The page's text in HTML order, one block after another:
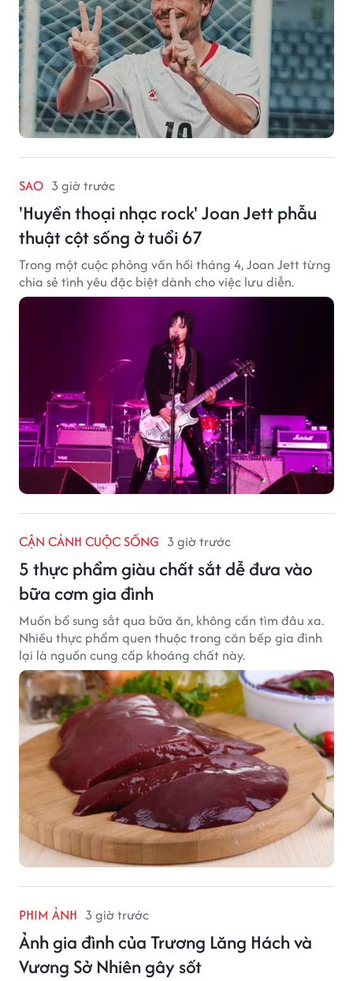
SAO 3 giờ trước
'Huyền thoại nhạc rock' Joan Jett phẫu
thuật cột sống ở tuổi 67
Trong một cuộc phỏng vấn hồi tháng 4, Joan Jett từng
chia sẻ tình yêu đặc biệt dành cho việc lưu diễn.
CẬN CẢNH CUỘC SỐNG 3 giờ trước
5 thực phẩm giàu chất sắt dễ đưa vào
bữa cơm gia đình
Muốn bổ sung sắt qua bữa ăn, không cần tìm đâu xa.
Nhiều thực phẩm quen thuộc trong căn bếp gia đình
lại là nguồn cung cấp khoáng chất này.
PHIM ẢNH 3 giờ trước
Ảnh gia đình của Trương Lăng Hách và
Vương Sở Nhiên gây sốt